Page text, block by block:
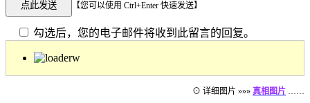
【您可以使用 Ctrl+Enter 快速发送】
勾选后，您的电子邮件将收到此留言的回复。
⊙ 详细图片 »»» 真相图片 ……